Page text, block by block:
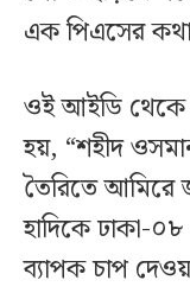
এক পিএসের
ওই আইডি থেকে
হয়, “শহীদ
তৈরিতে
হাদিকে ঢাকা-
ব্যাপক চাপ